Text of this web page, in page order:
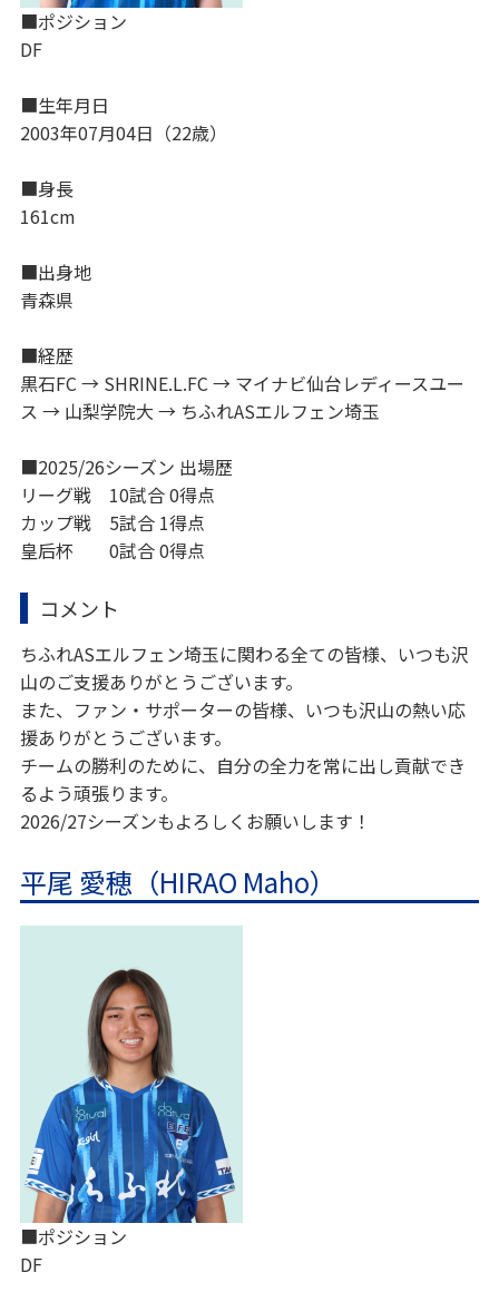
■ポジション
DF
■生年月日
2003年07月04日（22歳）
■身長
161cm
■出身地
青森県
■経歴
黒石FC → SHRINE.L.FC → マイナビ仙台レディースユー
ス → 山梨学院大 → ちふれASエルフェン埼玉
■2025/26シーズン 出場歴
リーグ戦 10試合 0得点
カップ戦 5試合 1得点
皇后杯 0試合 0得点
コメント
ちふれASエルフェン埼玉に関わる全ての皆様、いつも沢
山のご支援ありがとうございます。
また、ファン・サポーターの皆様、いつも沢山の熱い応
援ありがとうございます。
チームの勝利のために、自分の全力を常に出し貢献でき
るよう頑張ります。
2026/27シーズンもよろしくお願いします！
平尾 愛穂（HIRAO Maho）
■ポジション
DF